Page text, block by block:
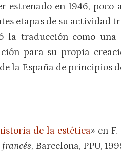
en 1946, poco
etapas de su actividad
la traducción como una
para su propia
la España de principios
de la estética» en
, Barcelona, PPU,